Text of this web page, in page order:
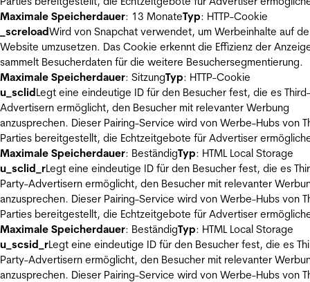
Maximale Speicherdauer: 13 MonateTyp: HTTP-Cookie
_screloadWird von Snapchat verwendet, um Werbeinhalte auf
Website umzusetzen. Das Cookie erkennt die Effizienz der
sammelt Besucherdaten für die weitere Besuchersegmentierung.
Maximale Speicherdauer: SitzungTyp: HTTP-Cookie
u_sclidLegt eine eindeutige ID für den Besucher fest, die es
Advertisern ermöglicht, den Besucher mit relevanter Werbung
anzusprechen. Dieser Pairing-Service wird von Werbe-Hubs von
Parties bereitgestellt, die Echtzeitgebote für Advertiser
Maximale Speicherdauer: BeständigTyp: HTML Local Storage
u_sclid_rLegt eine eindeutige ID für den Besucher fest, die es
Party-Advertisern ermöglicht, den Besucher mit relevanter
anzusprechen. Dieser Pairing-Service wird von Werbe-Hubs von
Parties bereitgestellt, die Echtzeitgebote für Advertiser
Maximale Speicherdauer: BeständigTyp: HTML Local Storage
u_scsid_rLegt eine eindeutige ID für den Besucher fest, die es
Party-Advertisern ermöglicht, den Besucher mit relevanter
anzusprechen. Dieser Pairing-Service wird von Werbe-Hubs von